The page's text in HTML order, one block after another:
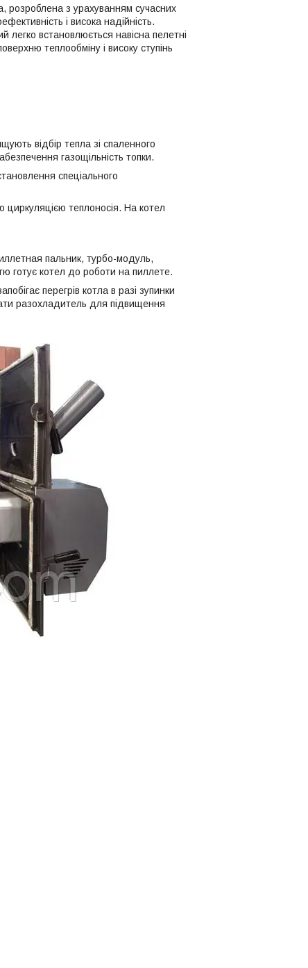
розроблена з урахуванням сучасних
і висока надійність.
встановлюється навісна пелетні
теплообміну і високу ступінь
відбір тепла зі спаленного
газощільність топки.
спеціального
циркуляцією теплоносія. На котел
пальник, турбо-модуль,
готує котел до роботи на пиллете.
перегрів котла в разі зупинки
разохладитель для підвищення